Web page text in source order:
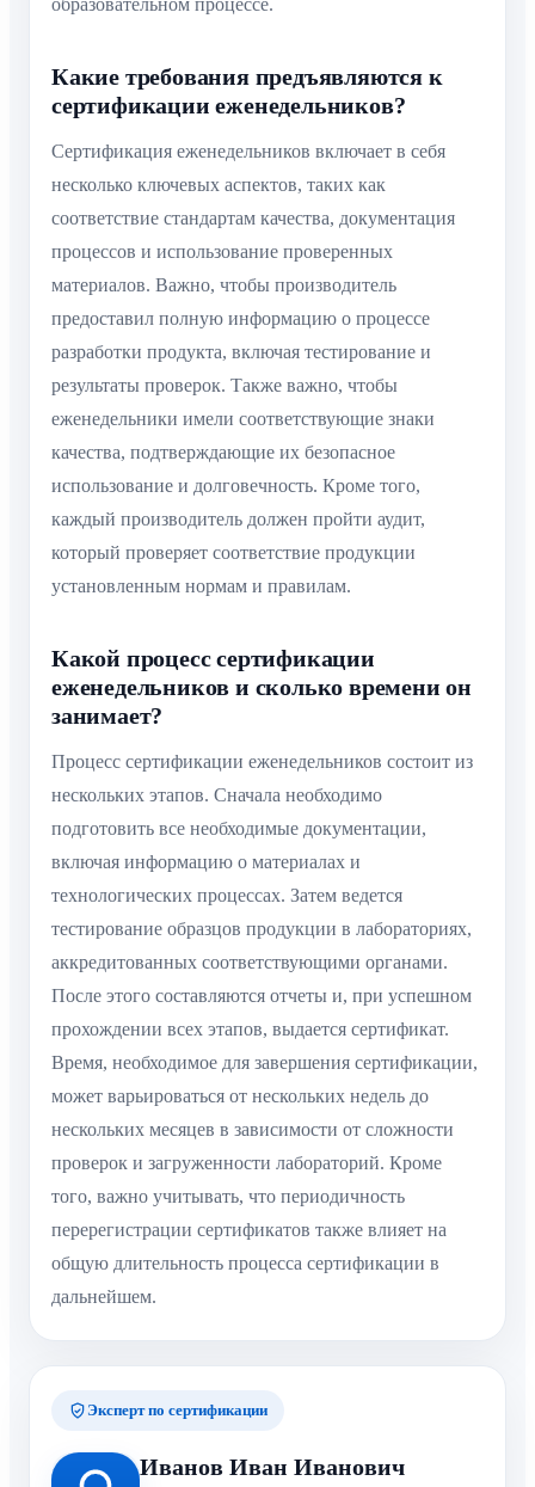
Какие требования предъявляются к
сертификации еженедельников?
Сертификация еженедельников включает в себя
несколько ключевых аспектов, таких как
соответствие стандартам качества, документация
процессов и использование проверенных
материалов. Важно, чтобы производитель
предоставил полную информацию о процессе
разработки продукта, включая тестирование и
результаты проверок. Также важно, чтобы
еженедельники имели соответствующие знаки
качества, подтверждающие их безопасное
использование и долговечность. Кроме того,
каждый производитель должен пройти аудит,
который проверяет соответствие продукции
установленным нормам и правилам.
Какой процесс сертификации
еженедельников и сколько времени он
занимает?
Процесс сертификации еженедельников состоит из
нескольких этапов. Сначала необходимо
подготовить все необходимые документации,
включая информацию о материалах и
технологических процессах. Затем ведется
тестирование образцов продукции в лабораториях,
аккредитованных соответствующими органами.
После этого составляются отчеты и, при успешном
прохождении всех этапов, выдается сертификат.
Время, необходимое для завершения сертификации,
может варьироваться от нескольких недель до
нескольких месяцев в зависимости от сложности
проверок и загруженности лабораторий. Кроме
того, важно учитывать, что периодичность
перерегистрации сертификатов также влияет на
общую длительность процесса сертификации в
дальнейшем.
Эксперт по сертификации
Иванов Иван Иванович